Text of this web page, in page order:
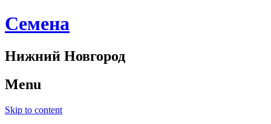
Cемена
Нижний Новгород
Menu
Skip to content